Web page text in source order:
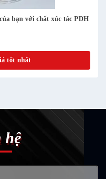
bạn với chất xúc tác PDH
tốt nhất
hệ